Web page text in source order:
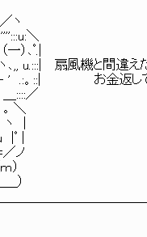
＼
ﾟ.|
風機と間違え
.:。::| お金返し
／
＼
|
|